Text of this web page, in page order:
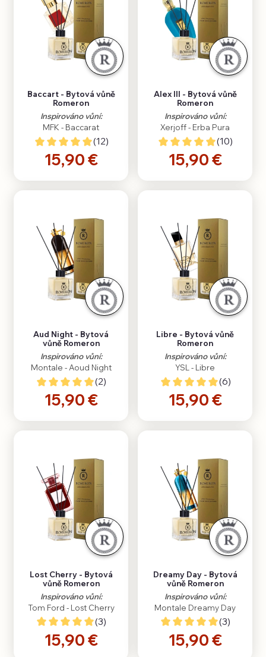
Baccart - Bytová vůně
Romeron
Inspirováno vůní:
MFK - Baccarat
(12)
15,90 €
Alex III - Bytová vůně
Romeron
Inspirováno vůní:
Xerjoff - Erba Pura
(10)
15,90 €
Aud Night - Bytová
vůně Romeron
Inspirováno vůní:
Montale - Aoud Night
(2)
15,90 €
Libre - Bytová vůně
Romeron
Inspirováno vůní:
YSL - Libre
(6)
15,90 €
Lost Cherry - Bytová
vůně Romeron
Inspirováno vůní:
Tom Ford - Lost Cherry
(3)
15,90 €
Dreamy Day - Bytová
vůně Romeron
Inspirováno vůní:
Montale Dreamy Day
(3)
15,90 €